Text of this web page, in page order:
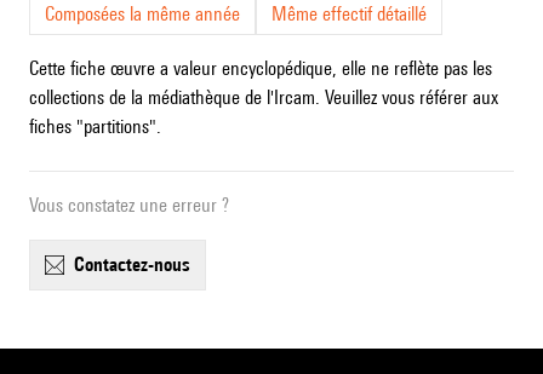
Composées la même année
Même effectif détaillé
Cette fiche œuvre a valeur encyclopédique, elle ne reflète pas les
collections de la médiathèque de l'Ircam. Veuillez vous référer aux
fiches "partitions".
Vous constatez une erreur ?
contactez-nous